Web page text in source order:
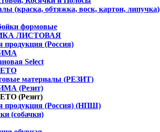
(краска, обтяжка, воск, картон, липучка)
формовые
ЛИСТОВАЯ
продукция (Россия)
Select
материалы (РЕЗИТ)
(Резит)
(Резит)
продукция (Россия) (НПШ)
(собачки)